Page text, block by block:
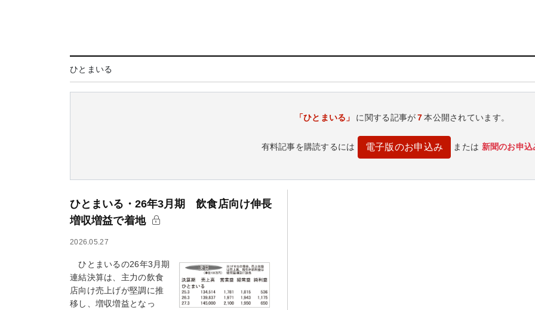
ひとまいる
「ひとまいる」 に関する記事が 7 本公開されています。
有料記事を購読するには 電子版のお申込み または 新聞のお申込
ひとまいる・26年3月期 飲食店向け伸長
増収増益で着地
2026.05.27
ひとまいるの26年3月期
連結決算は、主力の飲食
店向け売上げが堅調に推
移し、増収増益となっ